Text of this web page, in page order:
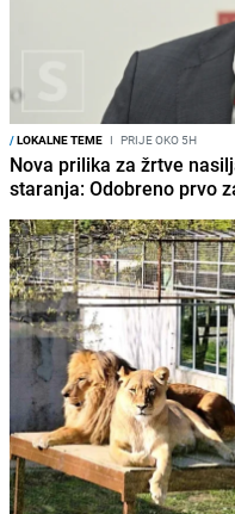
/LOKALNE TEME I PRIJE OKO 5H
Nova prilika za žrtve
staranja: Odobreno prvo